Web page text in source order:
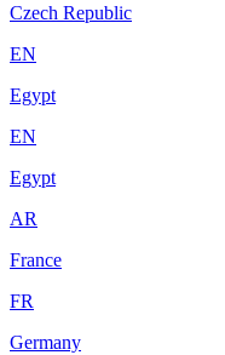
Czech Republic
EN
Egypt
EN
Egypt
AR
France
FR
Germany